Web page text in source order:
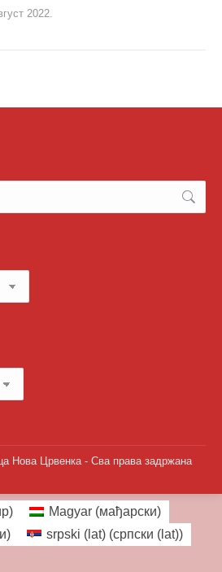
2022.
Нова Црвенка - Сва права задржана
Magyar(мађарски)
) srpski (lat)(српски (lat))